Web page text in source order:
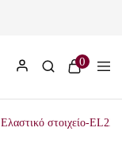
0
Ελαστικό στοιχείο-EL224